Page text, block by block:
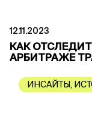
12.11.2023
КАК
АРБИТРАЖЕ
ИНСАЙТЫ ,